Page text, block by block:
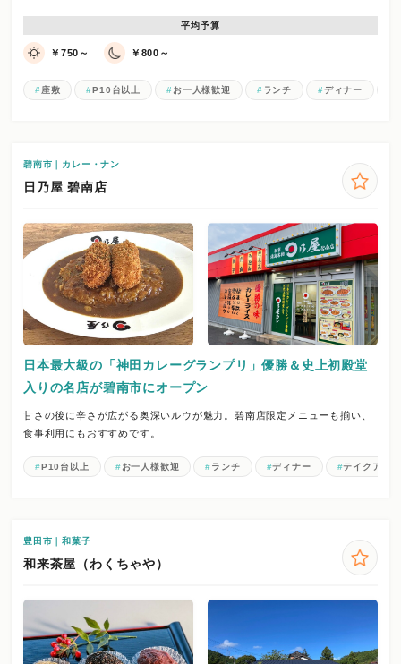
平均予算
￥750～ ￥800～
座敷 P10台以上 お一人様歓迎 ランチ ディナー
碧南市｜カレー・ナン
日乃屋 碧南店
日本最大級の「神田カレーグランプリ」優勝＆史上初殿堂
入りの名店が碧南市にオープン
甘さの後に辛さが広がる奥深いルウが魅力。碧南店限定メニューも揃い、
食事利用にもおすすめです。
P10台以上 お一人様歓迎 ランチ ディナー テイクアウト
豊田市｜和菓子
和来茶屋（わくちゃや）